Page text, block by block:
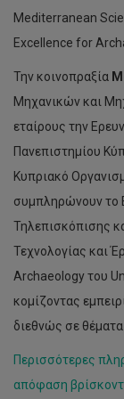
Mediterranean
Excellence for
Την κοινοπραξία
Μηχανικών και
εταίρους την
Πανεπιστημίου
Κυπριακό
συμπληρώνουν το
Τηλεπισκόπισης
Τεχνολογίας και
Archaeology του
κομίζοντας
διεθνώς σε θέματα
Περισσότερες
απόφαση